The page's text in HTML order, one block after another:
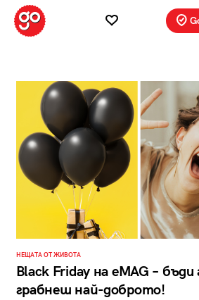
НЕЩАТА ОТ ЖИВОТА
Black Friday на eMAG –
грабнеш най-доброто!